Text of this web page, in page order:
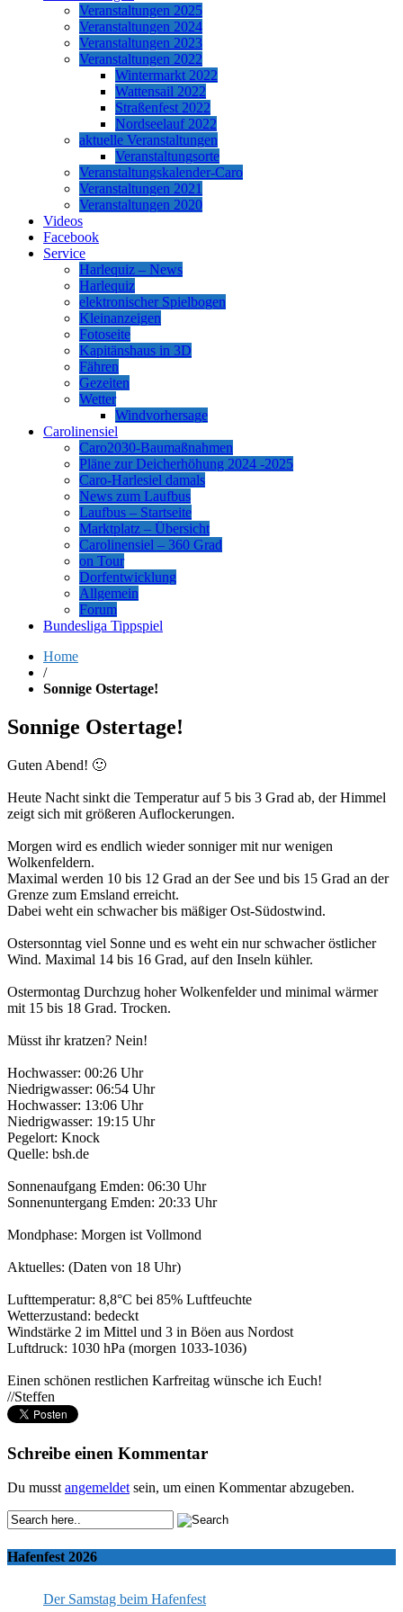
Veranstaltungen 2025
Veranstaltungen 2024
Veranstaltungen 2023
Veranstaltungen 2022
Wintermarkt 2022
Wattensail 2022
Straßenfest 2022
Nordseelauf 2022
aktuelle Veranstaltungen
Veranstaltungsorte
Veranstaltungskalender-Caro
Veranstaltungen 2021
Veranstaltungen 2020
Videos
Facebook
Service
Harlequiz – News
Harlequiz
elektronischer Spielbogen
Kleinanzeigen
Fotoseite
Kapitänshaus in 3D
Fähren
Gezeiten
Wetter
Windvorhersage
Carolinensiel
Caro2030-Baumaßnahmen
Pläne zur Deicherhöhung 2024 -2025
Caro-Harlesiel damals
News zum Laufbus
Laufbus – Startseite
Marktplatz – Übersicht
Carolinensiel – 360 Grad
on Tour
Dorfentwicklung
Allgemein
Forum
Bundesliga Tippspiel
Home
/
Sonnige Ostertage!
Sonnige Ostertage!
Guten Abend! 🙂
Heute Nacht sinkt die Temperatur auf 5 bis 3 Grad ab, der Himmel
zeigt sich mit größeren Auflockerungen.
Morgen wird es endlich wieder sonniger mit nur wenigen
Wolkenfeldern.
Maximal werden 10 bis 12 Grad an der See und bis 15 Grad an der
Grenze zum Emsland erreicht.
Dabei weht ein schwacher bis mäßiger Ost-Südostwind.
Ostersonntag viel Sonne und es weht ein nur schwacher östlicher
Wind. Maximal 14 bis 16 Grad, auf den Inseln kühler.
Ostermontag Durchzug hoher Wolkenfelder und minimal wärmer
mit 15 bis 18 Grad. Trocken.
Müsst ihr kratzen? Nein!
Hochwasser: 00:26 Uhr
Niedrigwasser: 06:54 Uhr
Hochwasser: 13:06 Uhr
Niedrigwasser: 19:15 Uhr
Pegelort: Knock
Quelle: bsh.de
Sonnenaufgang Emden: 06:30 Uhr
Sonnenuntergang Emden: 20:33 Uhr
Mondphase: Morgen ist Vollmond
Aktuelles: (Daten von 18 Uhr)
Lufttemperatur: 8,8°C bei 85% Luftfeuchte
Wetterzustand: bedeckt
Windstärke 2 im Mittel und 3 in Böen aus Nordost
Luftdruck: 1030 hPa (morgen 1033-1036)
Einen schönen restlichen Karfreitag wünsche ich Euch!
//Steffen
Schreibe einen Kommentar
Du musst angemeldet sein, um einen Kommentar abzugeben.
Hafenfest 2026
Der Samstag beim Hafenfest